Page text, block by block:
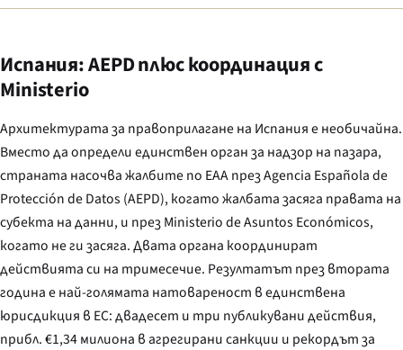
Испания: AEPD плюс координация с
Ministerio
Архитектурата за правоприлагане на Испания е необичайна.
Вместо да определи единствен орган за надзор на пазара,
страната насочва жалбите по EAA презAgencia Española de
Protección de Datos (AEPD), когато жалбата засяга правата на
субекта на данни, и презMinisterio de Asuntos Económicos,
когато не ги засяга. Двата органа координират
действията си на тримесечие. Резултатът през втората
година е най-голямата натовареност в единствена
юрисдикция в ЕС: двадесет и три публикувани действия,
прибл. €1,34 милиона в агрегирани санкции и рекордът за